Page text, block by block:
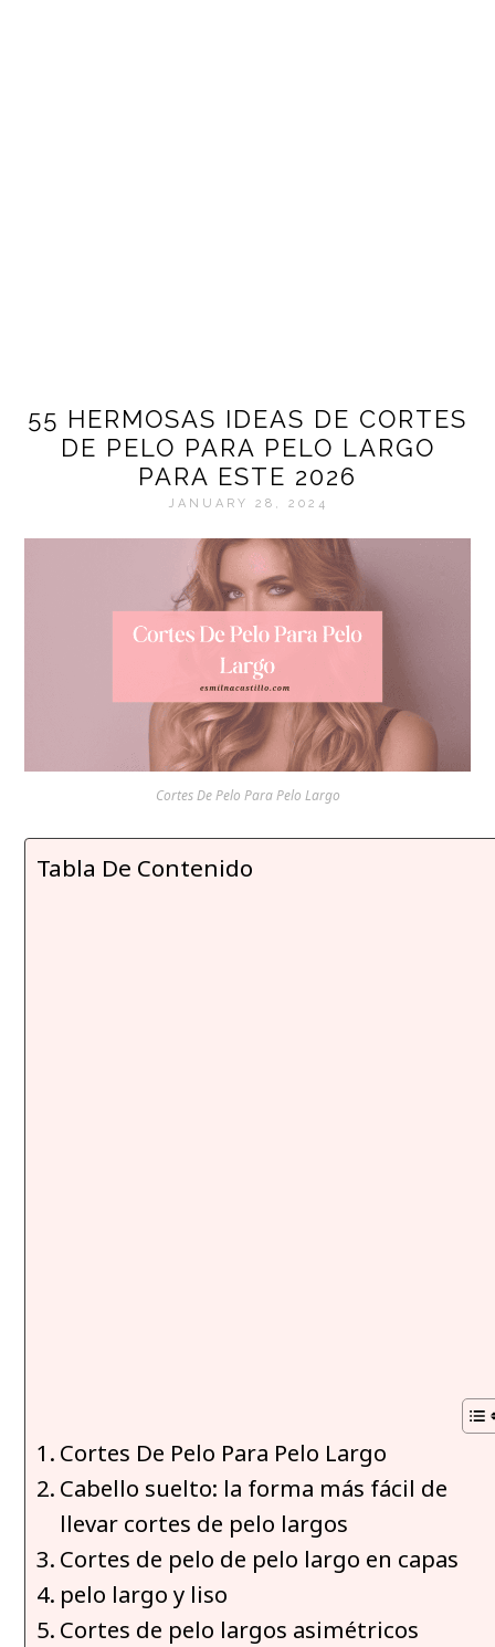
55 HERMOSAS IDEAS DE CORTES
DE PELO PARA PELO LARGO
PARA ESTE 2026
JANUARY 28, 2024
Cortes De Pelo Para Pelo Largo
Tabla De Contenido
Cortes De Pelo Para Pelo Largo
Cabello suelto: la forma más fácil de
llevar cortes de pelo largos
Cortes de pelo de pelo largo en capas
pelo largo y liso
Cortes de pelo largos asimétricos